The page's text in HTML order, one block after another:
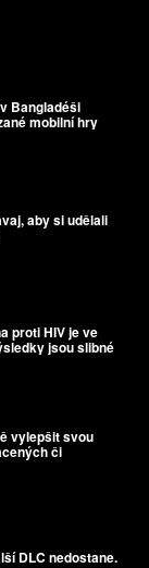
Bangladéši
mobilní hry
aby si udělali
proti HIV je ve
jsou slibné
vylepšit svou
či
DLC nedostane.